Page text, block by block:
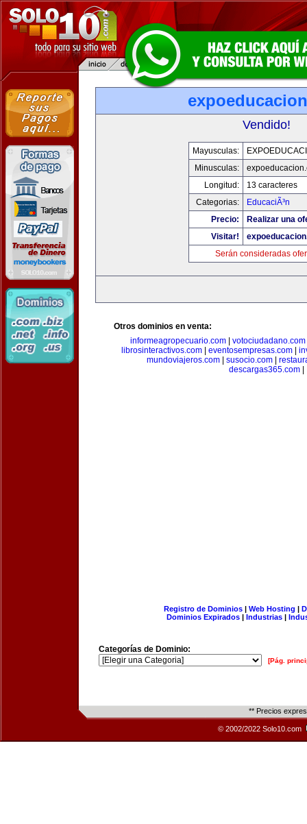
Vendido!
Mayusculas:
Minusculas:
Longitud:
13 caracteres
Categorias:
EducaciÃ³n
Precio:
Realizar una
Visitar!
Serán consideradas
Otros dominios en venta:
informeagropecuario.com| votociudadano.com
librosinteractivos.com| eventosempresas.com|
mundoviajeros.com| susocio.com|
descargas365.com
Registro de Dominios| Web Hosting |
Dominios Expirados | Industrias |
Categorías de Dominio:
[Pág.
** Precios
© 2002/2022 Solo10.com